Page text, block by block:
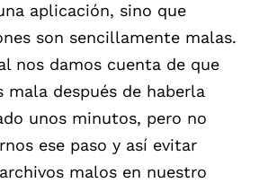
aplicación, sino que
son sencillamente malas.
nos damos cuenta de que
mala después de haberla
unos minutos, pero no
ese paso y así evitar
malos en nuestro